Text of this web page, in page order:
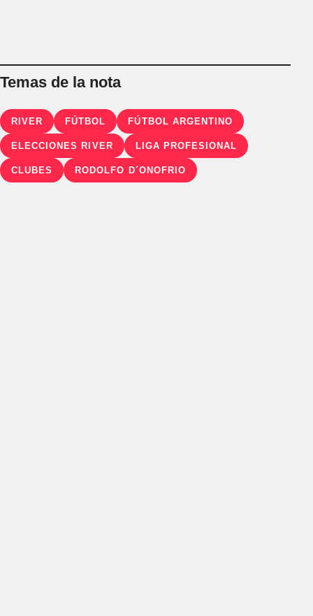
Temas de la nota
RIVER FÚTBOL FÚTBOL ARGENTINO
ELECCIONES RIVER LIGA PROFESIONAL
CLUBES RODOLFO D´ONOFRIO